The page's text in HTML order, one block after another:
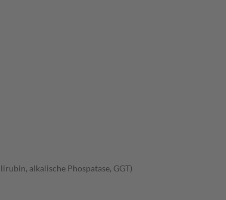
alkalische Phospatase, GGT)